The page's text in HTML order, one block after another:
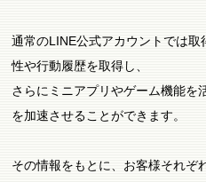
通常のLINE公式アカウントでは
性や行動履歴を取得し、
さらにミニアプリやゲーム機能を
を加速させることができます。
その情報をもとに、お客様それぞ